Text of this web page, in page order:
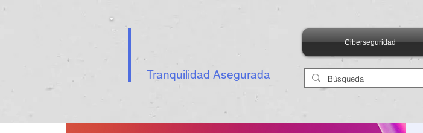
Ciberseguridad
Tranquilidad Asegurada